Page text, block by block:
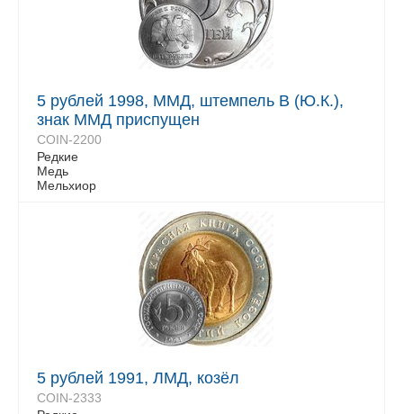
5 рублей 1998, ММД, штемпель В (Ю.К.),
знак ММД приспущен
COIN-2200
Редкие
Медь
Мельхиор
5 рублей 1991, ЛМД, козёл
COIN-2333